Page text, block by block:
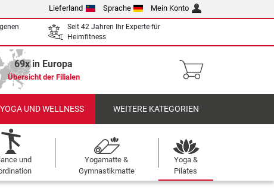
Lieferland Sprache Mein Konto
Seit 42 Jahren Ihr Experte für
Heimfitness
69x in Europa
Übersicht der Filialen
UND WELLNESS WEITERE KATEGORIEN
und
Yogamatte &
Gymnastikmatte
Yoga &
Pilates